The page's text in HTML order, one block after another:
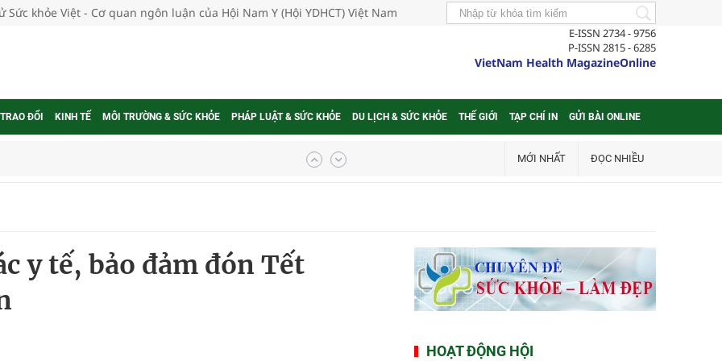
Sức khỏe Việt - Cơ quan ngôn luận của Hội Nam Y (Hội YDHCT) Việt Nam
E-ISSN 2734 - 9756
P-ISSN 2815 - 6285
VietNam Health MagazineOnline
ĐỔI KINH TẾ MÔI TRƯỜNG & SỨC KHỎE PHÁP LUẬT & SỨC KHỎE DU LỊCH & SỨC KHỎE THẾ GIỚI TẠP CHÍ IN GỬI BÀI ONLINE
ung thư
quốc
mới của Việt Nam
hai cấp trong quản lý hoạt động nha khoa,
MỚI NHẤT ĐỌC NHIỀU
y tế, bảo đảm đón Tết
HOẠT ĐỘNG HỘI